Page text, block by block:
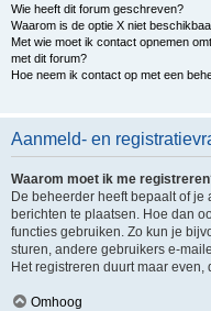
Wie heeft dit forum geschreven?
Waarom is de optie X niet
Met wie moet ik contact opnemen
met dit forum?
Hoe neem ik contact op met een
Aanmeld- en
Waarom moet ik me
De beheerder heeft bepaalt of
berichten te plaatsen. Hoe dan
functies gebruiken. Zo kun je
sturen, andere gebruikers e-
Het registreren duurt maar
Omhoog